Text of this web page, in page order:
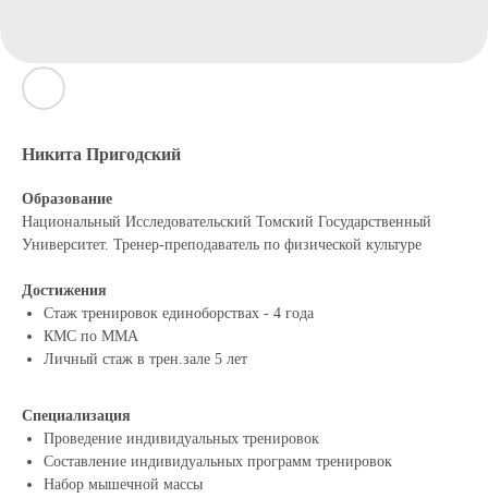
Никита Пригодский
Образование
Национальный Исследовательский Томский Государственный
Университет. Тренер-преподаватель по физической культуре
Достижения
Стаж тренировок единоборствах - 4 года
КМС по ММА
Личный стаж в трен.зале 5 лет
Специализация
Проведение индивидуальных тренировок
Составление индивидуальных программ тренировок
Набор мышечной массы